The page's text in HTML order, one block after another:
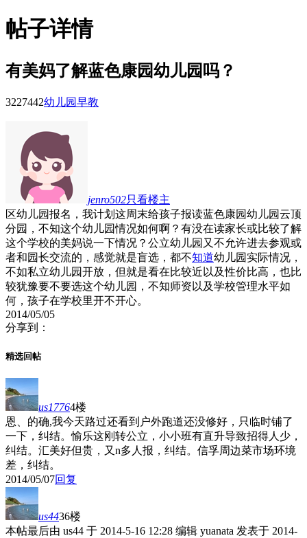
帖子详情
有美妈了解蓝色康园幼儿园吗？
3227442幼儿园早教
jenro502只看楼主
区幼儿园报名，我计划这周末给孩子报读蓝色康园幼儿园云顶
分园，不知这个幼儿园情况如何啊？有没在读家长或比较了解
这个学校的美妈说一下情况？公立幼儿园又不允许进去参观或
者和园长交流的，感觉就是盲选，都不知道幼儿园实际情况，
不如私立幼儿园开放，但就是看在比较近以及性价比高，也比
较犹豫要不要选这个幼儿园，不知师资以及学校管理水平如
何，孩子在学校里开不开心。
2014/05/05
分享到：
精选回帖
us17764楼
恩、的确,我今天路过还看到户外跑道还没修好，只临时铺了
一下，纠结。愉乐这刚转公立，小小班有直升导致招得人少，
纠结。汇美好但贵，又n多人报，纠结。信孚周边菜市场环境
差，纠结。
2014/05/07回复
us4436楼
本帖最后由 us44 于 2014-5-16 12:28 编辑 yuanata 发表于 2014-